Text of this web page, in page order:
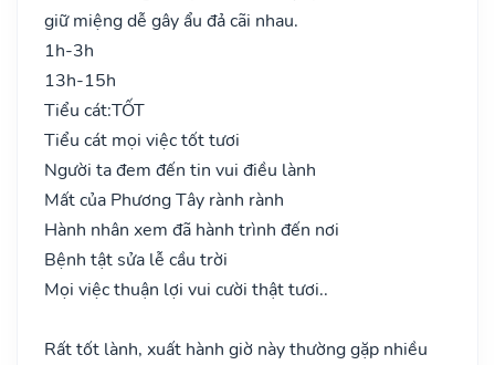
giữ miệng dễ gây ẩu đả cãi nhau.
1h-3h
13h-15h
Tiểu cát:TỐT
Tiểu cát mọi việc tốt tươi
Người ta đem đến tin vui điều lành
Mất của Phương Tây rành rành
Hành nhân xem đã hành trình đến nơi
Bệnh tật sửa lễ cầu trời
Mọi việc thuận lợi vui cười thật tươi..
Rất tốt lành, xuất hành giờ này thường gặp nhiều